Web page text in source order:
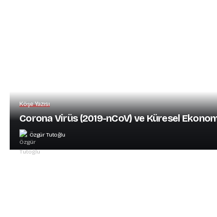
Köşe Yazısı
Corona Virüs (2019-nCoV) ve Küresel
Özgür Tutoğlu